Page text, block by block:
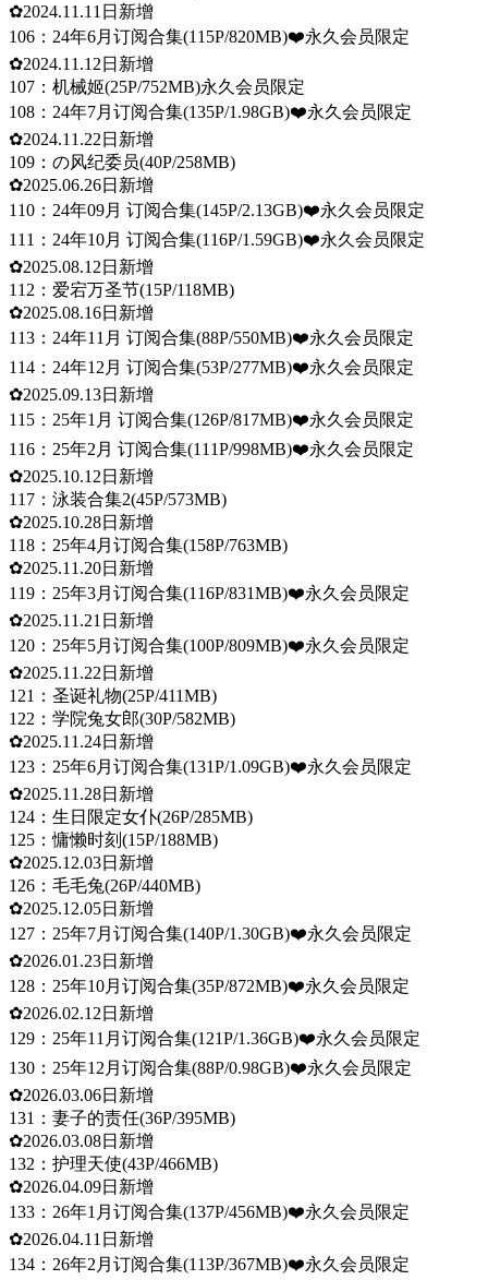
✿2024.11.11日新增
106：24年6月订阅合集(115P/820MB)❤️永久会员限定
✿2024.11.12日新增
107：机械姬(25P/752MB)永久会员限定
108：24年7月订阅合集(135P/1.98GB)❤️永久会员限定
✿2024.11.22日新增
109：の风纪委员(40P/258MB)
✿2025.06.26日新增
110：24年09月 订阅合集(145P/2.13GB)❤️永久会员限定
111：24年10月 订阅合集(116P/1.59GB)❤️永久会员限定
✿2025.08.12日新增
112：爱宕万圣节(15P/118MB)
✿2025.08.16日新增
113：24年11月 订阅合集(88P/550MB)❤️永久会员限定
114：24年12月 订阅合集(53P/277MB)❤️永久会员限定
✿2025.09.13日新增
115：25年1月 订阅合集(126P/817MB)❤️永久会员限定
116：25年2月 订阅合集(111P/998MB)❤️永久会员限定
✿2025.10.12日新增
117：泳装合集2(45P/573MB)
✿2025.10.28日新增
118：25年4月订阅合集(158P/763MB)
✿2025.11.20日新增
119：25年3月订阅合集(116P/831MB)❤️永久会员限定
✿2025.11.21日新增
120：25年5月订阅合集(100P/809MB)❤️永久会员限定
✿2025.11.22日新增
121：圣诞礼物(25P/411MB)
122：学院兔女郎(30P/582MB)
✿2025.11.24日新增
123：25年6月订阅合集(131P/1.09GB)❤️永久会员限定
✿2025.11.28日新增
124：生日限定女仆(26P/285MB)
125：慵懒时刻(15P/188MB)
✿2025.12.03日新增
126：毛毛兔(26P/440MB)
✿2025.12.05日新增
127：25年7月订阅合集(140P/1.30GB)❤️永久会员限定
✿2026.01.23日新增
128：25年10月订阅合集(35P/872MB)❤️永久会员限定
✿2026.02.12日新增
129：25年11月订阅合集(121P/1.36GB)❤️永久会员限定
130：25年12月订阅合集(88P/0.98GB)❤️永久会员限定
✿2026.03.06日新增
131：妻子的责任(36P/395MB)
✿2026.03.08日新增
132：护理天使(43P/466MB)
✿2026.04.09日新增
133：26年1月订阅合集(137P/456MB)❤️永久会员限定
✿2026.04.11日新增
134：26年2月订阅合集(113P/367MB)❤️永久会员限定